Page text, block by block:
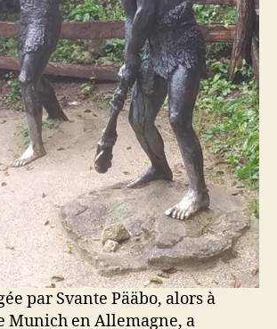
par Svante Pääbo, alors à
Munich en Allemagne, a